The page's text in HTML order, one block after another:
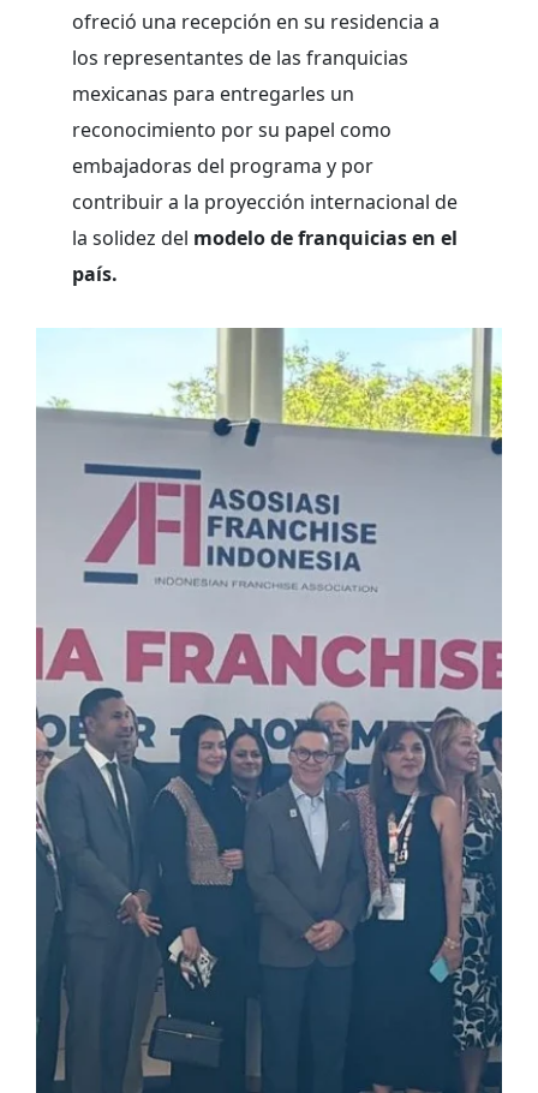
ofreció una recepción en su residencia a
los representantes de las franquicias
mexicanas para entregarles un
reconocimiento por su papel como
embajadoras del programa y por
contribuir a la proyección internacional de
la solidez del modelo de franquicias en el
país.